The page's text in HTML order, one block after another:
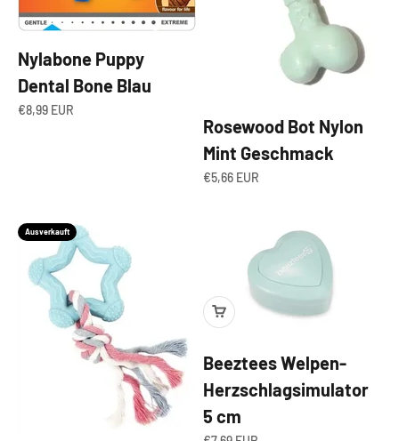
Nylabone Puppy
Dental Bone Blau
Angebot
€8,99 EUR
Rosewood Bot Nylon
Mint Geschmack
Angebot
€5,66 EUR
Ausverkauft
Beeztees Welpen-
Herzschlagsimulator
5 cm